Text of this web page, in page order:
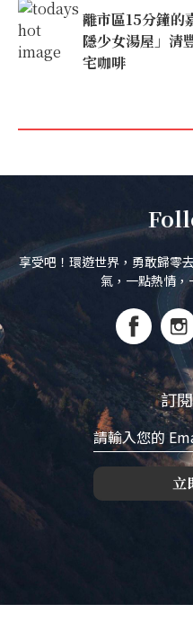
離市區15分鐘的
隱少女湯屋」清
宅咖啡
享受吧！環遊世界，勇敢歸零
氣，一點熱情
訂
立